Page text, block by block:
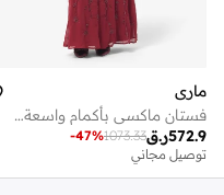
ماري
فستان ماكسي بأكمام واسعة مزين بالترتر
ر.ق572.9
1073.33
-47%
توصيل مجاني